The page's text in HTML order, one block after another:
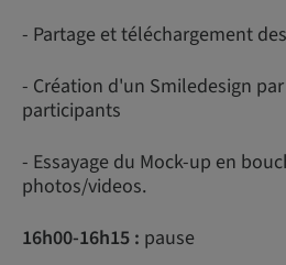
- Partage et téléchargement
- Création d'un Smiledesign
participants
- Essayage du Mock-up en
photos/videos.
16h00-16h15 : pause